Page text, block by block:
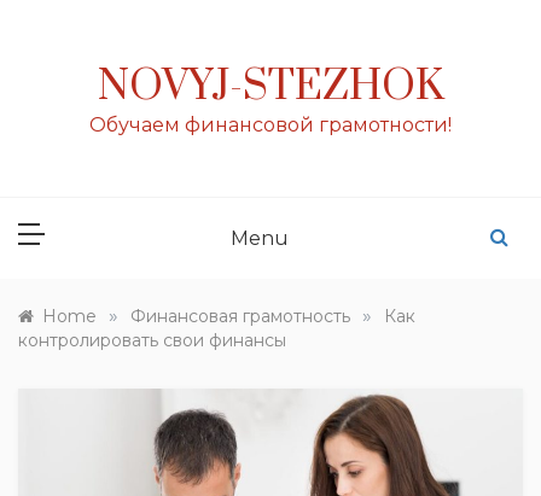
NOVYJ-STEZHOK
Обучаем финансовой грамотности!
Menu
Home » Финансовая грамотность »
Как
контролировать свои финансы